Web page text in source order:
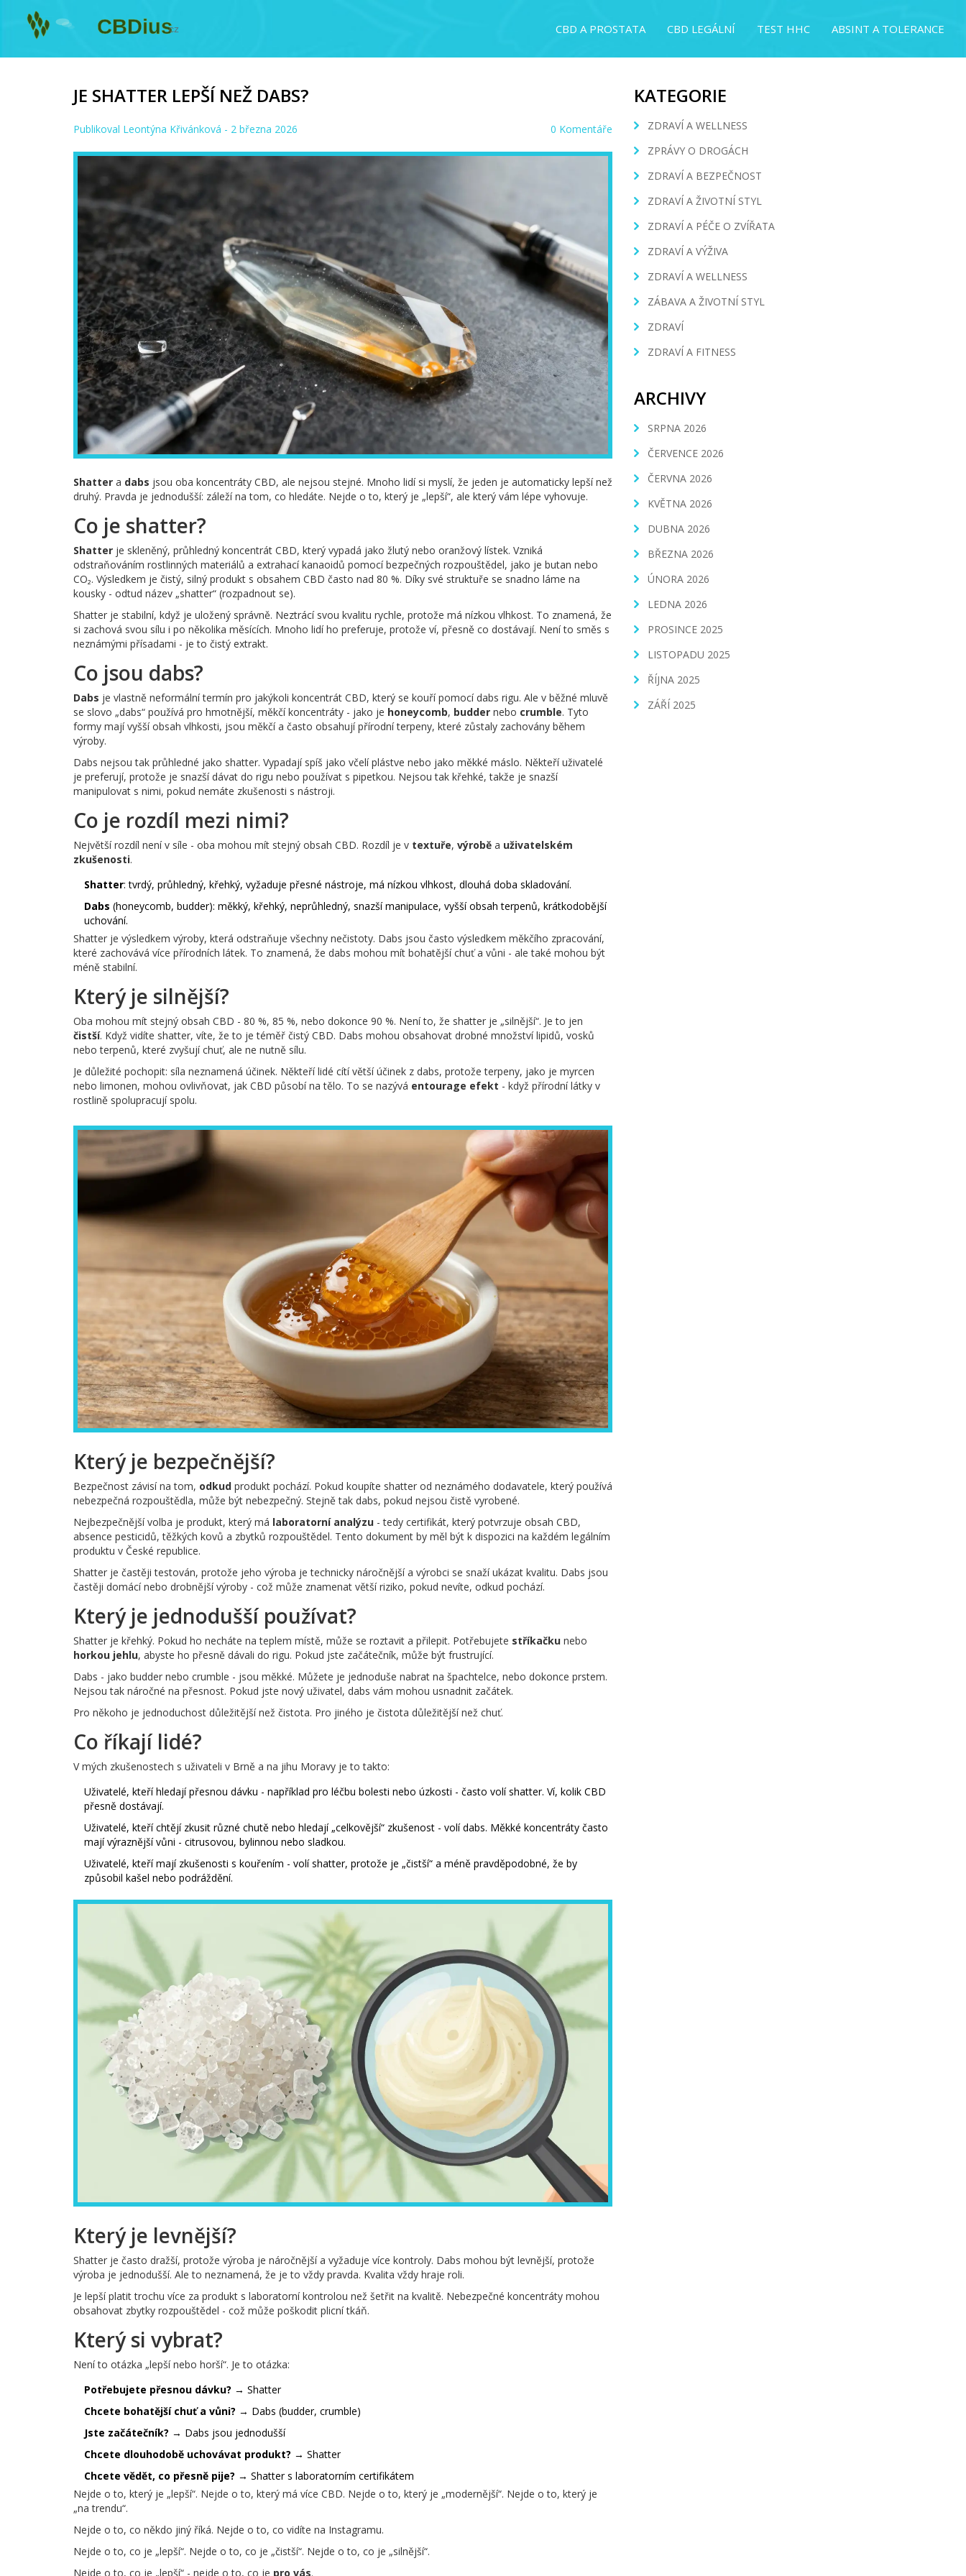
CBD A PROSTATA CBD LEGÁLNÍ TEST HHC ABSINT A TOLERANCE
JE SHATTER LEPŠÍ NEŽ DABS?
Publikoval Leontýna Křivánková - 2 března 2026 0 Komentáře
Shatter a dabs jsou oba koncentráty CBD, ale nejsou stejné. Mnoho lidí si myslí, že jeden je automaticky lepší než
druhý. Pravda je jednodušší: záleží na tom, co hledáte. Nejde o to, který je „lepší“, ale který vám lépe vyhovuje.
Co je shatter?
Shatter je skleněný, průhledný koncentrát CBD, který vypadá jako žlutý nebo oranžový lístek. Vzniká
odstraňováním rostlinných materiálů a extrahací kanaoidů pomocí bezpečných rozpouštědel, jako je butan nebo
CO₂. Výsledkem je čistý, silný produkt s obsahem CBD často nad 80 %. Díky své struktuře se snadno láme na
kousky - odtud název „shatter“ (rozpadnout se).
Shatter je stabilní, když je uložený správně. Neztrácí svou kvalitu rychle, protože má nízkou vlhkost. To znamená, že
si zachová svou sílu i po několika měsících. Mnoho lidí ho preferuje, protože ví, přesně co dostávají. Není to směs s
neznámými přísadami - je to čistý extrakt.
Co jsou dabs?
Dabs je vlastně neformální termín pro jakýkoli koncentrát CBD, který se kouří pomocí dabs rigu. Ale v běžné mluvě
se slovo „dabs“ používá pro hmotnější, měkčí koncentráty - jako je honeycomb, budder nebo crumble. Tyto
formy mají vyšší obsah vlhkosti, jsou měkčí a často obsahují přírodní terpeny, které zůstaly zachovány během
výroby.
Dabs nejsou tak průhledné jako shatter. Vypadají spíš jako včelí plástve nebo jako měkké máslo. Někteří uživatelé
je preferují, protože je snazší dávat do rigu nebo používat s pipetkou. Nejsou tak křehké, takže je snazší
manipulovat s nimi, pokud nemáte zkušenosti s nástroji.
Co je rozdíl mezi nimi?
Největší rozdíl není v síle - oba mohou mít stejný obsah CBD. Rozdíl je v textuře, výrobě a uživatelském
zkušenosti.
Shatter: tvrdý, průhledný, křehký, vyžaduje přesné nástroje, má nízkou vlhkost, dlouhá doba skladování.
Dabs (honeycomb, budder): měkký, křehký, neprůhledný, snazší manipulace, vyšší obsah terpenů, krátkodobější
uchování.
Shatter je výsledkem výroby, která odstraňuje všechny nečistoty. Dabs jsou často výsledkem měkčího zpracování,
které zachovává více přírodních látek. To znamená, že dabs mohou mít bohatější chuť a vůni - ale také mohou být
méně stabilní.
Který je silnější?
Oba mohou mít stejný obsah CBD - 80 %, 85 %, nebo dokonce 90 %. Není to, že shatter je „silnější“. Je to jen
čistší. Když vidíte shatter, víte, že to je téměř čistý CBD. Dabs mohou obsahovat drobné množství lipidů, vosků
nebo terpenů, které zvyšují chuť, ale ne nutně sílu.
Je důležité pochopit: síla neznamená účinek. Někteří lidé cítí větší účinek z dabs, protože terpeny, jako je myrcen
nebo limonen, mohou ovlivňovat, jak CBD působí na tělo. To se nazývá entourage efekt - když přírodní látky v
rostlině spolupracují spolu.
Který je bezpečnější?
Bezpečnost závisí na tom, odkud produkt pochází. Pokud koupíte shatter od neznámého dodavatele, který používá
nebezpečná rozpouštědla, může být nebezpečný. Stejně tak dabs, pokud nejsou čistě vyrobené.
Nejbezpečnější volba je produkt, který má laboratorní analýzu - tedy certifikát, který potvrzuje obsah CBD,
absence pesticidů, těžkých kovů a zbytků rozpouštědel. Tento dokument by měl být k dispozici na každém legálním
produktu v České republice.
Shatter je častěji testován, protože jeho výroba je technicky náročnější a výrobci se snaží ukázat kvalitu. Dabs jsou
častěji domácí nebo drobnější výroby - což může znamenat větší riziko, pokud nevíte, odkud pochází.
Který je jednodušší používat?
Shatter je křehký. Pokud ho necháte na teplem místě, může se roztavit a přilepit. Potřebujete stříkačku nebo
horkou jehlu, abyste ho přesně dávali do rigu. Pokud jste začátečník, může být frustrující.
Dabs - jako budder nebo crumble - jsou měkké. Můžete je jednoduše nabrat na špachtelce, nebo dokonce prstem.
Nejsou tak náročné na přesnost. Pokud jste nový uživatel, dabs vám mohou usnadnit začátek.
Pro někoho je jednoduchost důležitější než čistota. Pro jiného je čistota důležitější než chuť.
Co říkají lidé?
V mých zkušenostech s uživateli v Brně a na jihu Moravy je to takto:
Uživatelé, kteří hledají přesnou dávku - například pro léčbu bolesti nebo úzkosti - často volí shatter. Ví, kolik CBD
přesně dostávají.
Uživatelé, kteří chtějí zkusit různé chutě nebo hledají „celkovější“ zkušenost - volí dabs. Měkké koncentráty často
mají výraznější vůni - citrusovou, bylinnou nebo sladkou.
Uživatelé, kteří mají zkušenosti s kouřením - volí shatter, protože je „čistší“ a méně pravděpodobné, že by
způsobil kašel nebo podráždění.
Který je levnější?
Shatter je často dražší, protože výroba je náročnější a vyžaduje více kontroly. Dabs mohou být levnější, protože
výroba je jednodušší. Ale to neznamená, že je to vždy pravda. Kvalita vždy hraje roli.
Je lepší platit trochu více za produkt s laboratorní kontrolou než šetřit na kvalitě. Nebezpečné koncentráty mohou
obsahovat zbytky rozpouštědel - což může poškodit plicní tkáň.
Který si vybrat?
Není to otázka „lepší nebo horší“. Je to otázka:
Potřebujete přesnou dávku? → Shatter
Chcete bohatější chuť a vůni? → Dabs (budder, crumble)
Jste začátečník? → Dabs jsou jednodušší
Chcete dlouhodobě uchovávat produkt? → Shatter
Chcete vědět, co přesně pije? → Shatter s laboratorním certifikátem
Nejde o to, který je „lepší“. Nejde o to, který má více CBD. Nejde o to, který je „modernější“. Nejde o to, který je
„na trendu“.
Nejde o to, co někdo jiný říká. Nejde o to, co vidíte na Instagramu.
Nejde o to, co je „lepší“. Nejde o to, co je „čistší“. Nejde o to, co je „silnější“.
Nejde o to, co je „lepší“ - nejde o to, co je pro vás.
KATEGORIE
ZDRAVÍ A WELLNESS
ZPRÁVY O DROGÁCH
ZDRAVÍ A BEZPEČNOST
ZDRAVÍ A ŽIVOTNÍ STYL
ZDRAVÍ A PÉČE O ZVÍŘATA
ZDRAVÍ A VÝŽIVA
ZDRAVÍ A WELLNESS
ZÁBAVA A ŽIVOTNÍ STYL
ZDRAVÍ
ZDRAVÍ A FITNESS
ARCHIVY
SRPNA 2026
ČERVENCE 2026
ČERVNA 2026
KVĚTNA 2026
DUBNA 2026
BŘEZNA 2026
ÚNORA 2026
LEDNA 2026
PROSINCE 2025
LISTOPADU 2025
ŘÍJNA 2025
ZÁŘÍ 2025